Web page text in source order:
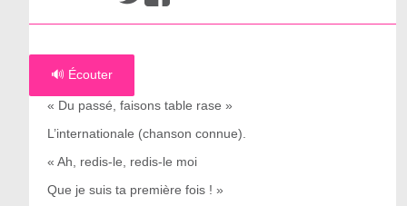
🔊 Écouter
« Du passé, faisons table rase »
L’internationale (chanson connue).
« Ah, redis-le, redis-le moi
Que je suis ta première fois ! »